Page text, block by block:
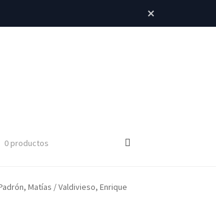
×
0 productos
Matías / Valdivieso, Enrique